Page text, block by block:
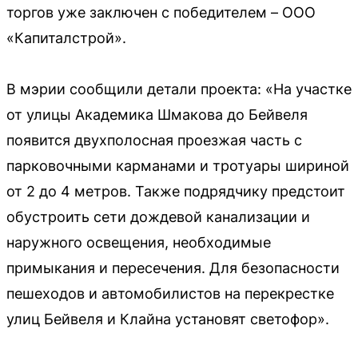
торгов уже заключен с победителем – ООО
«Капиталстрой».
В мэрии сообщили детали проекта: «На участке
от улицы Академика Шмакова до Бейвеля
появится двухполосная проезжая часть с
парковочными карманами и тротуары шириной
от 2 до 4 метров. Также подрядчику предстоит
обустроить сети дождевой канализации и
наружного освещения, необходимые
примыкания и пересечения. Для безопасности
пешеходов и автомобилистов на перекрестке
улиц Бейвеля и Клайна установят светофор».